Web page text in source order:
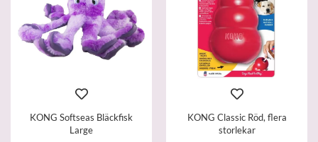
KONG Softseas Bläckfisk
Large
KONG Classic Röd, flera
storlekar